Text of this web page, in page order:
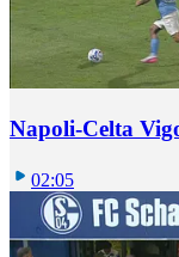
Napoli-Celta
02:05